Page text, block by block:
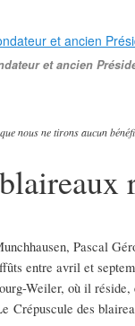
et ancien
nous ne tirons aucun
Pascal
entre avril et
Weiler, où il
Crépuscule des